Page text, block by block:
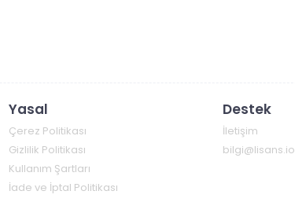
Yasal
Çerez Politikası
Gizlilik Politikası
Kullanım Şartları
İade ve İptal Politikası
Destek
İletişim
bilgi@lisans.io